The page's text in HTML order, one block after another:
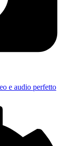
e audio perfetto